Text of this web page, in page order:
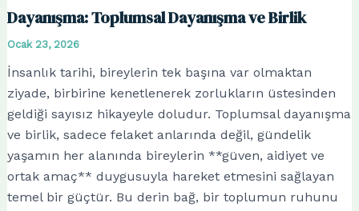
Dayanışma: Toplumsal Dayanışma ve Birlik
Ocak 23, 2026
İnsanlık tarihi, bireylerin tek başına var olmaktan
ziyade, birbirine kenetlenerek zorlukların üstesinden
geldiği sayısız hikayeyle doludur. Toplumsal dayanışma
ve birlik, sadece felaket anlarında değil, gündelik
yaşamın her alanında bireylerin **güven, aidiyet ve
ortak amaç** duygusuyla hareket etmesini sağlayan
temel bir güçtür. Bu derin bağ, bir toplumun ruhunu